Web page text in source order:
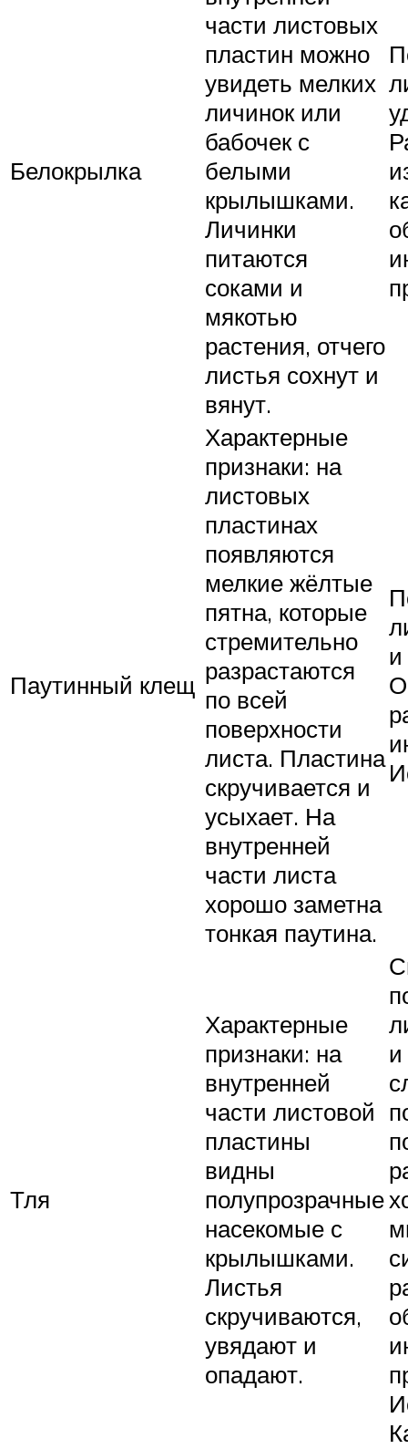
Белокрылка
части листовых
пластин можно
увидеть мелких
личинок или
бабочек с
белыми
крылышками.
Личинки
питаются
соками и
мякотью
растения, отчего
листья сохнут и
вянут.
Паутинный клещ
Характерные
признаки: на
листовых
пластинах
появляются
мелкие жёлтые
пятна, которые
стремительно
разрастаются
по всей
поверхности
листа. Пластина
скручивается и
усыхает. На
внутренней
части листа
хорошо заметна
тонкая паутина.
и
Тля
Характерные
признаки: на
внутренней
части листовой
пластины
видны
полупрозрачные
насекомые с
крылышками.
Листья
скручиваются,
увядают и
опадают.